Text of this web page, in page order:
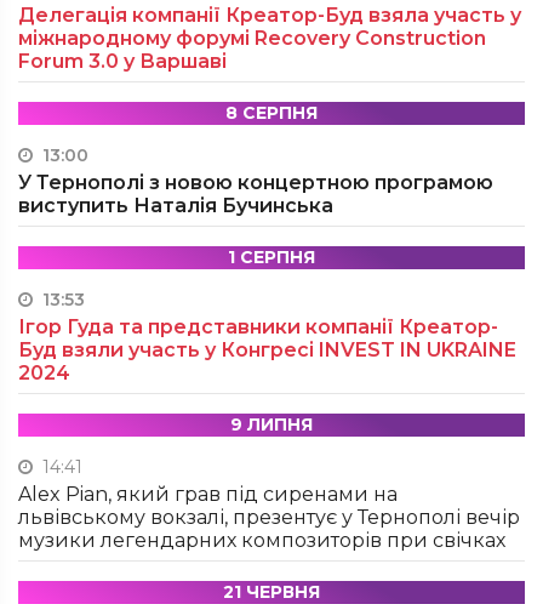
Делегація компанії Креатор-Буд взяла участь у
міжнародному форумі Recovery Construction
Forum 3.0 у Варшаві
8 СЕРПНЯ
13:00
У Тернополі з новою концертною програмою
виступить Наталія Бучинська
1 СЕРПНЯ
13:53
Ігор Гуда та представники компанії Креатор-
Буд взяли участь у Конгресі INVEST IN UKRAINE
2024
9 ЛИПНЯ
14:41
Alex Pian, який грав під сиренами на
львівському вокзалі, презентує у Тернополі вечір
музики легендарних композиторів при свічках
21 ЧЕРВНЯ